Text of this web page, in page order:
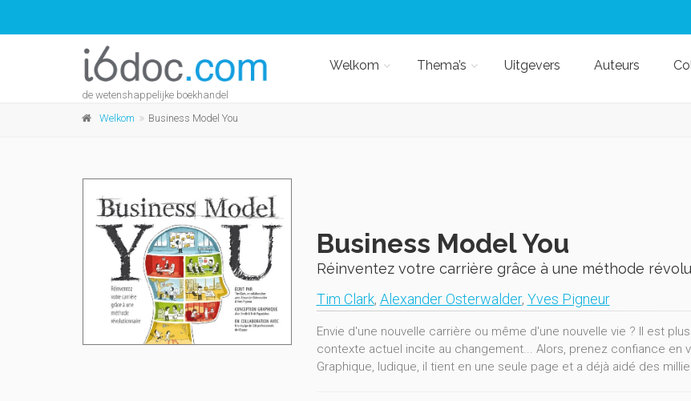
de wetenshappelijke boekhandel
Welkom Thema’s Uitgevers Auteurs
Welkom Business Model You
Business Model You
Réinventez votre carrière grâce à une méthode
Tim Clark, Alexander Osterwalder, Yves Pigneur
Envie d'une nouvelle carrière ou même d'une nouvelle vie ? Il est
contexte actuel incite au changement... Alors, prenez confiance en
Graphique, ludique, il tient en une seule page et a déjà aidé des